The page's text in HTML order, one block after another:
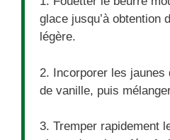
glace jusqu’à obtention
légère.
2. Incorporer les jaunes
de vanille, puis
3. Tremper rapidement